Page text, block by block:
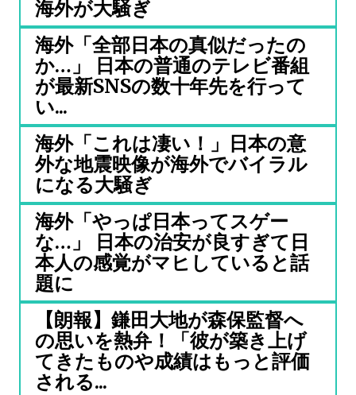
海外が大騒ぎ
海外「全部日本の真似だったの
か…」 日本の普通のテレビ番組
が最新SNSの数十年先を行って
い...
海外「これは凄い！」日本の意
外な地震映像が海外でバイラル
になる大騒ぎ
海外「やっぱ日本ってスゲー
な…」 日本の治安が良すぎて日
本人の感覚がマヒしていると話
題に
【朗報】鎌田大地が森保監督へ
の思いを熱弁！「彼が築き上げ
てきたものや成績はもっと評価
される...